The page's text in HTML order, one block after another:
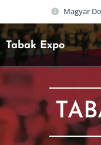
Magyar
Tabak Expo